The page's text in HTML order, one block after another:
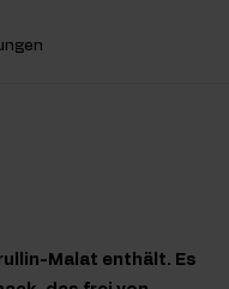
Malat enthält. Es